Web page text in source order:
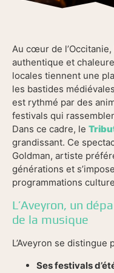
Au cœur de l’Occitanie,
authentique et
locales tiennent une
les bastides
est rythmé par des
festivals qui
Dans ce cadre, le
grandissant. Ce
Goldman, artiste
générations et
programmations
L’Aveyron, un
de la musique
L’Aveyron se distingue
Ses festivals